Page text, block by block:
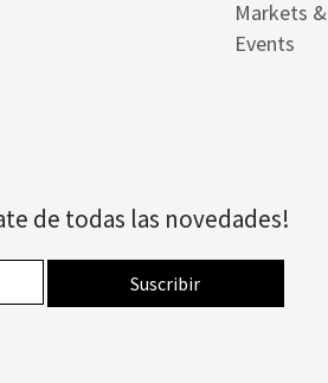
Markets &
Events
de todas las novedades!